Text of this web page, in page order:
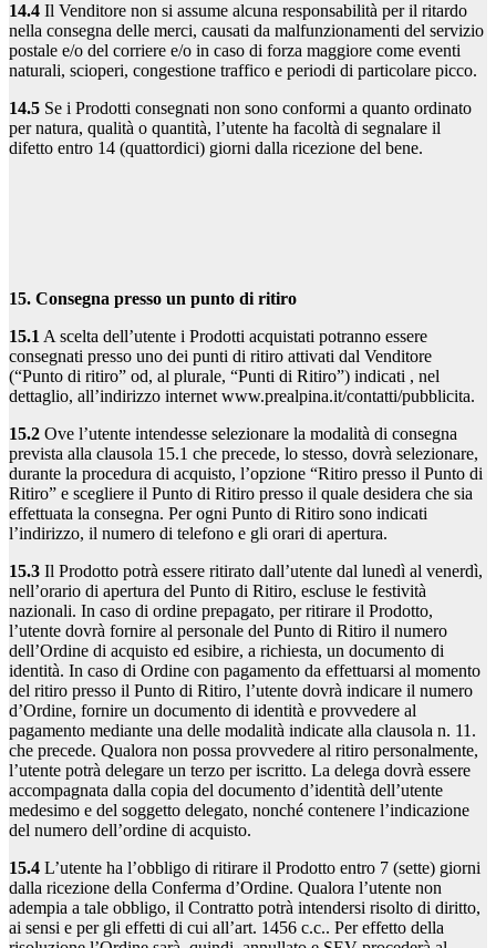
14.4 Il Venditore non si assume alcuna responsabilità per il ritardo
nella consegna delle merci, causati da malfunzionamenti del servizio
postale e/o del corriere e/o in caso di forza maggiore come eventi
naturali, scioperi, congestione traffico e periodi di particolare picco.
14.5 Se i Prodotti consegnati non sono conformi a quanto ordinato
per natura, qualità o quantità, l’utente ha facoltà di segnalare il
difetto entro 14 (quattordici) giorni dalla ricezione del bene.
15. Consegna presso un punto di ritiro
15.1A scelta dell’utente i Prodotti acquistati potranno essere
consegnati presso uno dei punti di ritiro attivati dal Venditore
(“Punto di ritiro” od, al plurale, “Punti di Ritiro”) indicati , nel
dettaglio, all’indirizzo internet www.prealpina.it/contatti/pubblicita.
15.2 Ove l’utente intendesse selezionare la modalità di consegna
prevista alla clausola 15.1 che precede, lo stesso, dovrà selezionare,
durante la procedura di acquisto, l’opzione “Ritiro presso il Punto di
Ritiro” e scegliere il Punto di Ritiro presso il quale desidera che sia
effettuata la consegna. Per ogni Punto di Ritiro sono indicati
l’indirizzo, il numero di telefono e gli orari di apertura.
15.3 Il Prodotto potrà essere ritirato dall’utente dal lunedì al venerdì,
nell’orario di apertura del Punto di Ritiro, escluse le festività
nazionali. In caso di ordine prepagato, per ritirare il Prodotto,
l’utente dovrà fornire al personale del Punto di Ritiro il numero
dell’Ordine di acquisto ed esibire, a richiesta, un documento di
identità. In caso di Ordine con pagamento da effettuarsi al momento
del ritiro presso il Punto di Ritiro, l’utente dovrà indicare il numero
d’Ordine, fornire un documento di identità e provvedere al
pagamento mediante una delle modalità indicate alla clausola n. 11.
che precede. Qualora non possa provvedere al ritiro personalmente,
l’utente potrà delegare un terzo per iscritto. La delega dovrà essere
accompagnata dalla copia del documento d’identità dell’utente
medesimo e del soggetto delegato, nonché contenere l’indicazione
del numero dell’ordine di acquisto.
15.4 L’utente ha l’obbligo di ritirare il Prodotto entro 7 (sette) giorni
dalla ricezione della Conferma d’Ordine. Qualora l’utente non
adempia a tale obbligo, il Contratto potrà intendersi risolto di diritto,
ai sensi e per gli effetti di cui all’art. 1456 c.c.. Per effetto della